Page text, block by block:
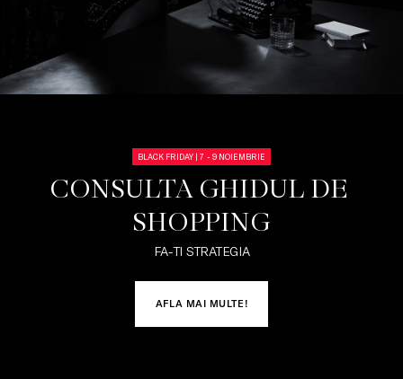
BLACK FRIDAY | 7 - 9 NOIEMBRIE
CONSULTA GHIDUL DE
SHOPPING
FA-TI STRATEGIA
AFLA MAI MULTE!